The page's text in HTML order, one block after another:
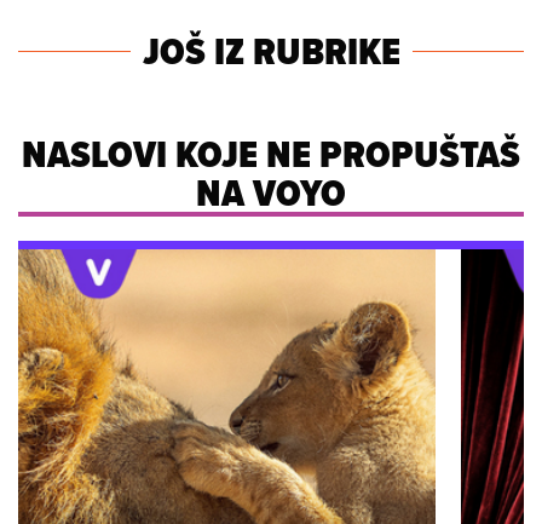
JOŠ IZ RUBRIKE
NASLOVI KOJE NE PROPUŠTAŠ
NA VOYO